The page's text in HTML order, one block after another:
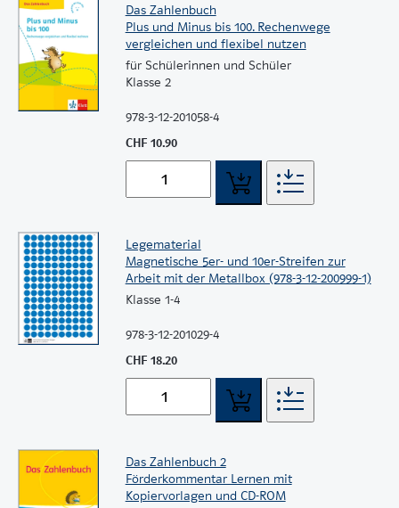
Das Zahlenbuch
Plus und Minus bis 100. Rechenwege
vergleichen und flexibel nutzen
für Schülerinnen und Schüler
Klasse 2
978-3-12-201058-4
CHF 10.90
Legematerial
Magnetische 5er- und 10er-Streifen zur
Arbeit mit der Metallbox (978-3-12-200999-1)
Klasse 1-4
978-3-12-201029-4
CHF 18.20
Das Zahlenbuch 2
Förderkommentar Lernen mit
Kopiervorlagen und CD-ROM